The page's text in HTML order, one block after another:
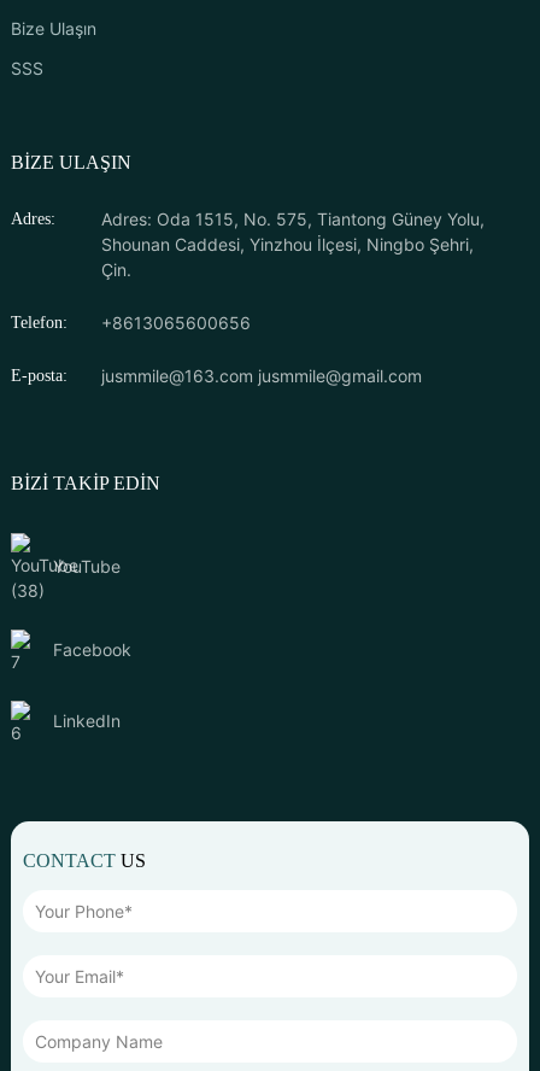
Bize Ulaşın
SSS
BIZE ULAŞIN
Adres:
Adres: Oda 1515, No. 575, Tiantong Güney Yolu,
Shounan Caddesi, Yinzhou İlçesi, Ningbo Şehri,
Çin.
Telefon: +8613065600656
E-posta: jusmmile@163.com jusmmile@gmail.com
BIZI TAKIP EDIN
YouTube
Facebook
LinkedIn
CONTACTUS